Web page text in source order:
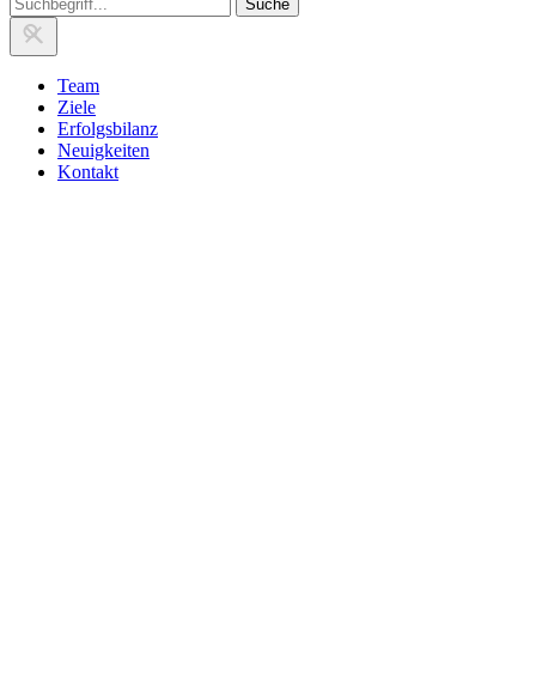
Team
Ziele
Erfolgsbilanz
Neuigkeiten
Kontakt